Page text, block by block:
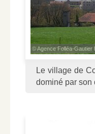
© Agence Folléa-Gautier
Le village de
dominé par son